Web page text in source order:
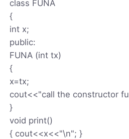
class FUNA
{
int x;
public:
FUNA (int tx)
{
x=tx;
cout<<"call the constructor
}
void print()
{ cout<<x<<"\n"; }